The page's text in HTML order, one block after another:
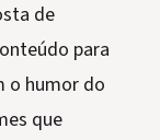
de
para
o humor do
que